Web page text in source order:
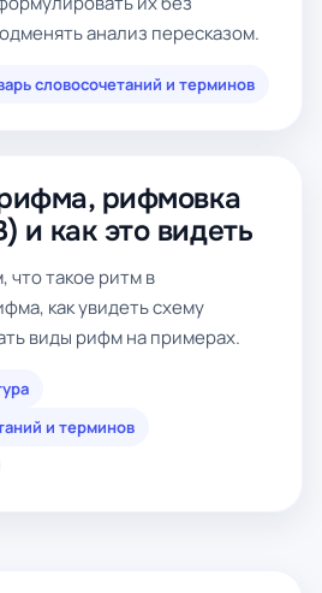
анализ пересказом.
словосочетаний и терминов
рифмовка
и как это видеть
что такое ритм в
как увидеть схему
виды рифм на примерах.
и терминов